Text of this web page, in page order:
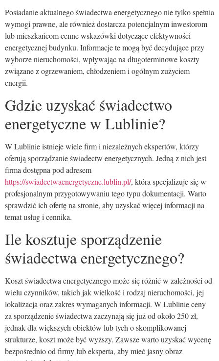
Posiadanie aktualnego świadectwa energetycznego nie tylko spełnia
wymogi prawne, ale również dostarcza potencjalnym inwestorom
lub mieszkańcom cenne wskazówki dotyczące efektywności
energetycznej budynku. Informacje te mogą być decydujące przy
wyborze nieruchomości, wpływając na długoterminowe koszty
związane z ogrzewaniem, chłodzeniem i ogólnym zużyciem
energii.
Gdzie uzyskać świadectwo
energetyczne w Lublinie?
W Lublinie istnieje wiele firm i niezależnych ekspertów, którzy
oferują sporządzanie świadectw energetycznych. Jedną z nich jest
firma dostępna pod adresem
https://swiadectwaenergetyczne.lublin.pl/, która specjalizuje się w
profesjonalnym przygotowywaniu tego typu dokumentacji. Warto
sprawdzić ich ofertę na stronie, aby uzyskać więcej informacji na
temat usług i cennika.
Ile kosztuje sporządzenie
świadectwa energetycznego?
Koszt świadectwa energetycznego może się różnić w zależności od
wielu czynników, takich jak wielkość i rodzaj nieruchomości, jej
lokalizacja oraz zakres wymaganych informacji. W Lublinie ceny
za sporządzenie świadectwa zaczynają się już od około 250 zł,
jednak dla większych obiektów lub tych o skomplikowanej
strukturze, koszt może być wyższy. Zawsze warto uzyskać wycenę
bezpośrednio od firmy lub eksperta, aby mieć jasny obraz